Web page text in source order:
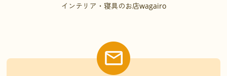
インテリア・寝具のお店wagairo